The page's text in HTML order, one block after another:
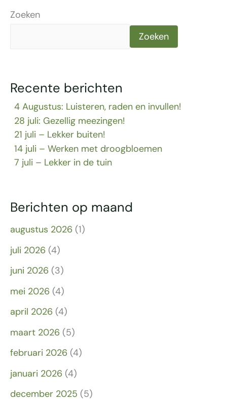
Zoeken
Zoeken
Recente berichten
4 Augustus: Luisteren, raden en invullen!
28 juli: Gezellig meezingen!
21 juli – Lekker buiten!
14 juli – Werken met droogbloemen
7 juli – Lekker in de tuin
Berichten op maand
augustus 2026 (1)
juli 2026 (4)
juni 2026 (3)
mei 2026 (4)
april 2026 (4)
maart 2026 (5)
februari 2026 (4)
januari 2026 (4)
december 2025 (5)